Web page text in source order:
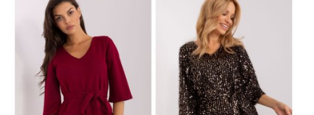
Kleiderin Übergrößen untersuchen und ihre Vielfältigkeit,
Trends und ihren Einfluss auf die Förderung einer positiven
Einstellung zum Körper und zum individuellen Stil analysieren.
Einfache Kleider
in Übergrößen sind nicht nur …